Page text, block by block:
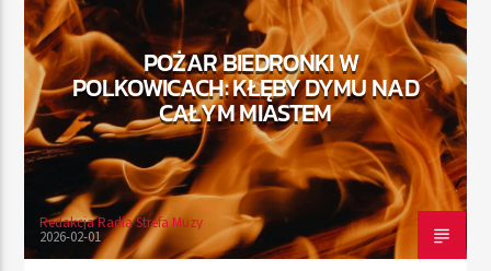
TERAZ
RADIO STREFA MUZY
00:00 10:00
POŻAR BIEDRONKI W
POLKOWICACH: KŁĘBY DYMU NAD
CAŁYM MIASTEM
Redakcja Radia Strefa Muzy
2026-02-01